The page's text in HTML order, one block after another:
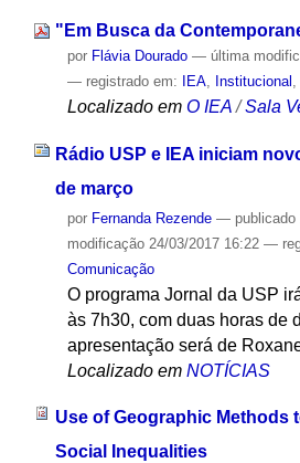
"Em Busca da
por Flávia Dourado — última
— registrado em:
IEA, Institucional
Localizado em O IEA /Sala
Rádio USP e IEA iniciam
de março
por Fernanda Rezende — publicado
modificação24/03/2017 16:22 —
Comunicação
O programa Jornal da USP
às 7h30, com duas horas de
apresentação será de
Localizado em NOTÍCIAS
Use of Geographic Methods
Social Inequalities